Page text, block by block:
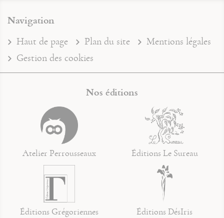
Navigation
Haut de page Plan du site
Mentions légales
Gestion des cookies
Nos éditions
Atelier Perrousseaux Éditions Le Sureau
Éditions Grégoriennes Éditions DésIris